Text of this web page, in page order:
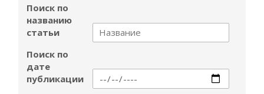
Поиск по
названию
статьи
Поиск по
дате
публикации